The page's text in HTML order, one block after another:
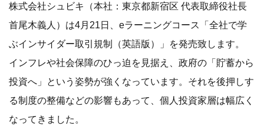
株式会社シュビキ（本社：東京都新宿区 代表取締役社長
首尾木義人）は4月21日、eラーニングコース「全社で学
ぶインサイダー取引規制（英語版）」を発売致します。
インフレや社会保障のひっ迫を見据え、政府の「貯蓄から
投資へ」という姿勢が強くなっています。それを後押しす
る制度の整備などの影響もあって、個人投資家層は幅広く
なってきました。